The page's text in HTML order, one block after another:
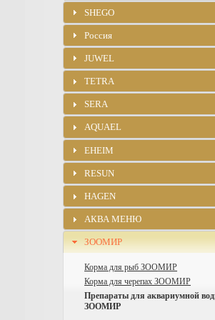
SHEGO
Россия
JUWEL
TETRA
SERA
AQUAEL
EHEIM
RESUN
HAGEN
АКВА МЕНЮ
ЗООМИР
Корма для рыб ЗООМИР
Корма для черепах ЗООМИР
Препараты для аквариумной
ЗООМИР